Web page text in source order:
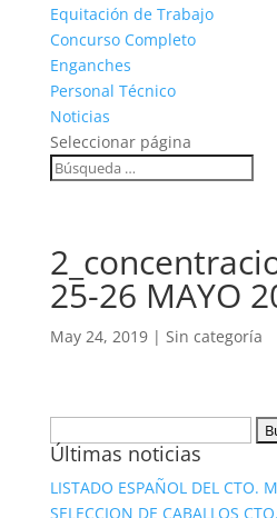
Equitación de Trabajo
Concurso Completo
Enganches
Personal Técnico
Noticias
Seleccionar página
25-26 MAYO
May 24, 2019| Sin categoría
Últimas noticias
LISTADO ESPAÑOL DEL CTO.
SELECCION DE CABALLOS